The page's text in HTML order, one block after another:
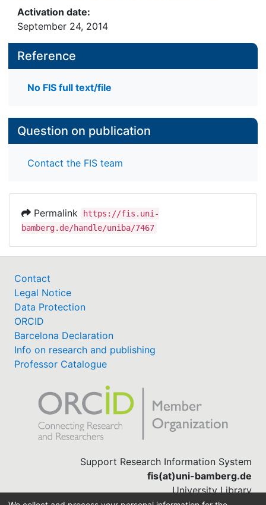
Activation date:
September 24, 2014
Reference
No FIS full text/file
Question on publication
Contact the FIS team
Permalink
https://fis.uni-
bamberg.de/handle/uniba/7467
Contact
Legal Notice
Data Protection
ORCID
Barcelona Declaration
Info on research and publishing
Professor Catalogue
Support Research Information System
fis(at)uni-bamberg.de
University Library